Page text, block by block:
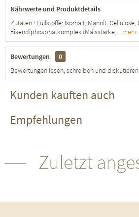
Nährwerte und Produktdetails
Zutaten : Füllstoffe: Isomalt, Mannit, Cellulose,
Eisendiphosphatkomplex (Maisstärke,... mehr
Bewertungen
0
Bewertungen lesen, schreiben und
Kunden kauften auch
Empfehlungen
Zuletzt